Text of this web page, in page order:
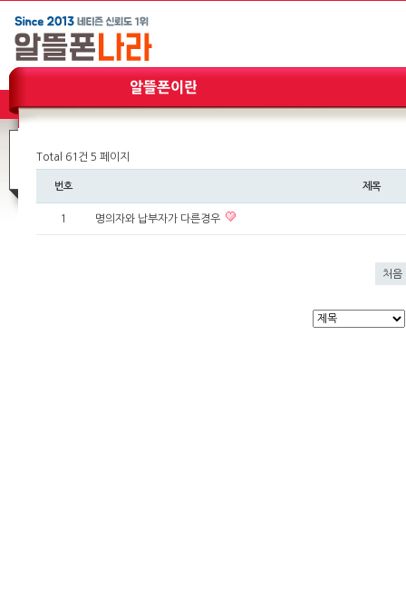
공지사항
Total 61건 5 페이지
번호 제목
1 명의자와 납부자가 다른경우
처음